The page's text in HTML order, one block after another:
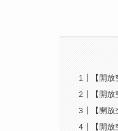
【開
【開
【開
【開